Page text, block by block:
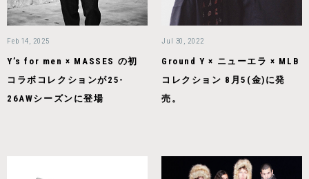
Feb 14, 2025
Y’s for men × MASSES の初
コラボコレクションが25-
26AWシーズンに登場
Jul 30, 2022
Ground Y × ニューエラ × MLB
コレクション 8月5(金)に発
売。